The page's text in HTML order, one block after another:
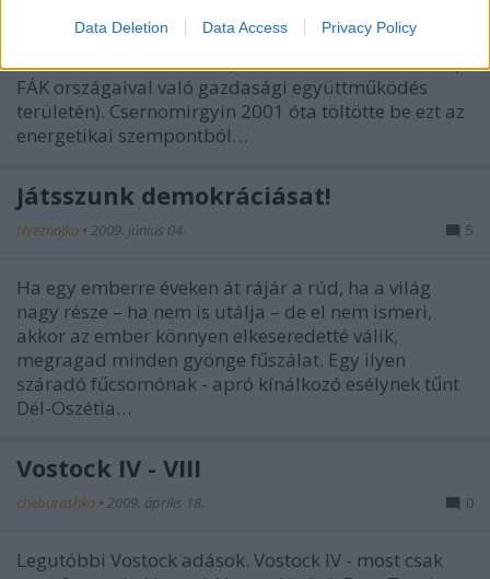
Data Deletion Data Access Privacy Policy
Június 11-én Vlagyimir Putyin Dmitrij Medvegyev
felmentette az ukrajnai orosz nagykövetet és cserébe
udvartartásába rendelte, tanácsadónak nevezte ki (a
FÁK országaival való gazdasági együttműködés
területén). Csernomirgyin 2001 óta töltötte be ezt az
energetikai szempontból…
Játsszunk demokráciásat!
Nyeznajka • 2009. június 04. 5
Ha egy emberre éveken át rájár a rúd, ha a világ
nagy része – ha nem is utálja – de el nem ismeri,
akkor az ember könnyen elkeseredetté válik,
megragad minden gyönge fűszálat. Egy ilyen
száradó fűcsomónak - apró kínálkozó esélynek tűnt
Dél-Oszétia…
Vostock IV - VIII
cheburashka • 2009. április 18. 0
Legutóbbi Vostock adások. Vostock IV - most csak